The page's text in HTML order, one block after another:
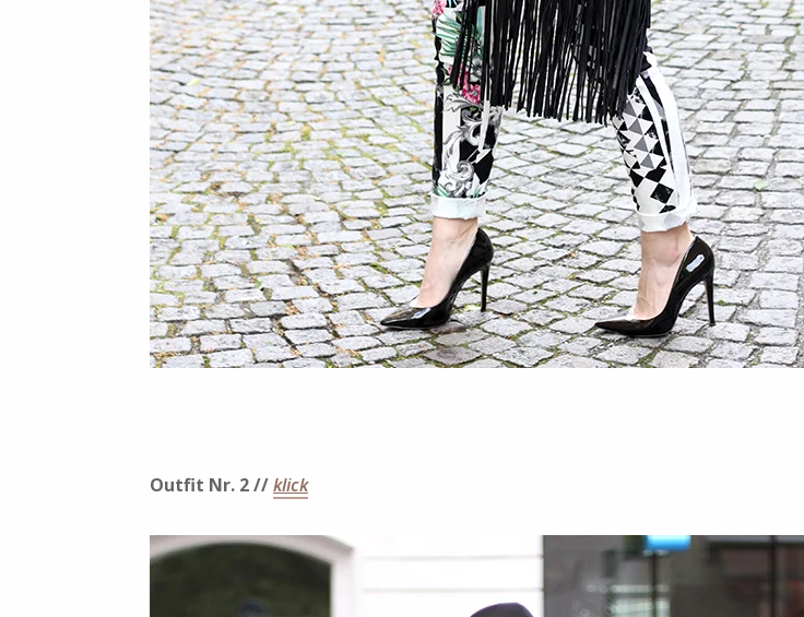
Outfit Nr. 2 //klick